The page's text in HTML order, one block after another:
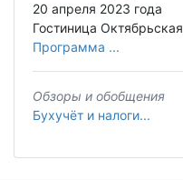
20 апреля 2023 года
Гостиница Октябрьская
Программа ...
Обзоры и обобщения
Бухучёт и налоги...